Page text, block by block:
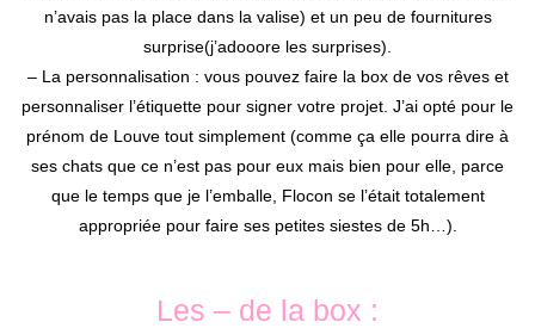
n’avais pas la place dans la valise) et un peu de fournitures
surprise(j’adooore les surprises).
– La personnalisation : vous pouvez faire la box de vos rêves et
personnaliser l’étiquette pour signer votre projet. J’ai opté pour le
prénom de Louve tout simplement (comme ça elle pourra dire à
ses chats que ce n’est pas pour eux mais bien pour elle, parce
que le temps que je l’emballe, Flocon se l’était totalement
appropriée pour faire ses petites siestes de 5h…).
Les – de la box :